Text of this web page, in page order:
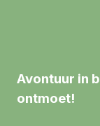
Avontuur in
ontmoet!